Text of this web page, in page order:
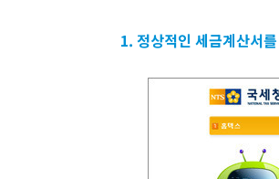
1. 정상적인 세금계산서